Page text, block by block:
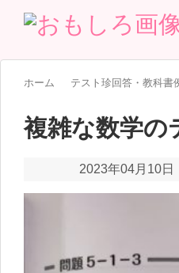
ホーム テスト珍回答・教科書
複雑な数学の
2023年04月10日